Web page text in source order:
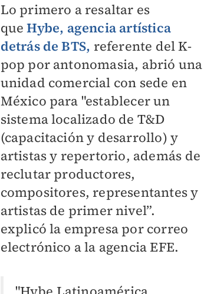
Lo primero a resaltar es
queHybe, agencia artística
detrás de BTS, referente del K-
pop por antonomasia, abrió una
unidad comercial con sede en
México para "establecer un
sistema localizado de T&D
(capacitación y desarrollo) y
artistas y repertorio, además de
reclutar productores,
compositores, representantes y
artistas de primer nivel”.
explicó la empresa por correo
electrónico a la agencia EFE.